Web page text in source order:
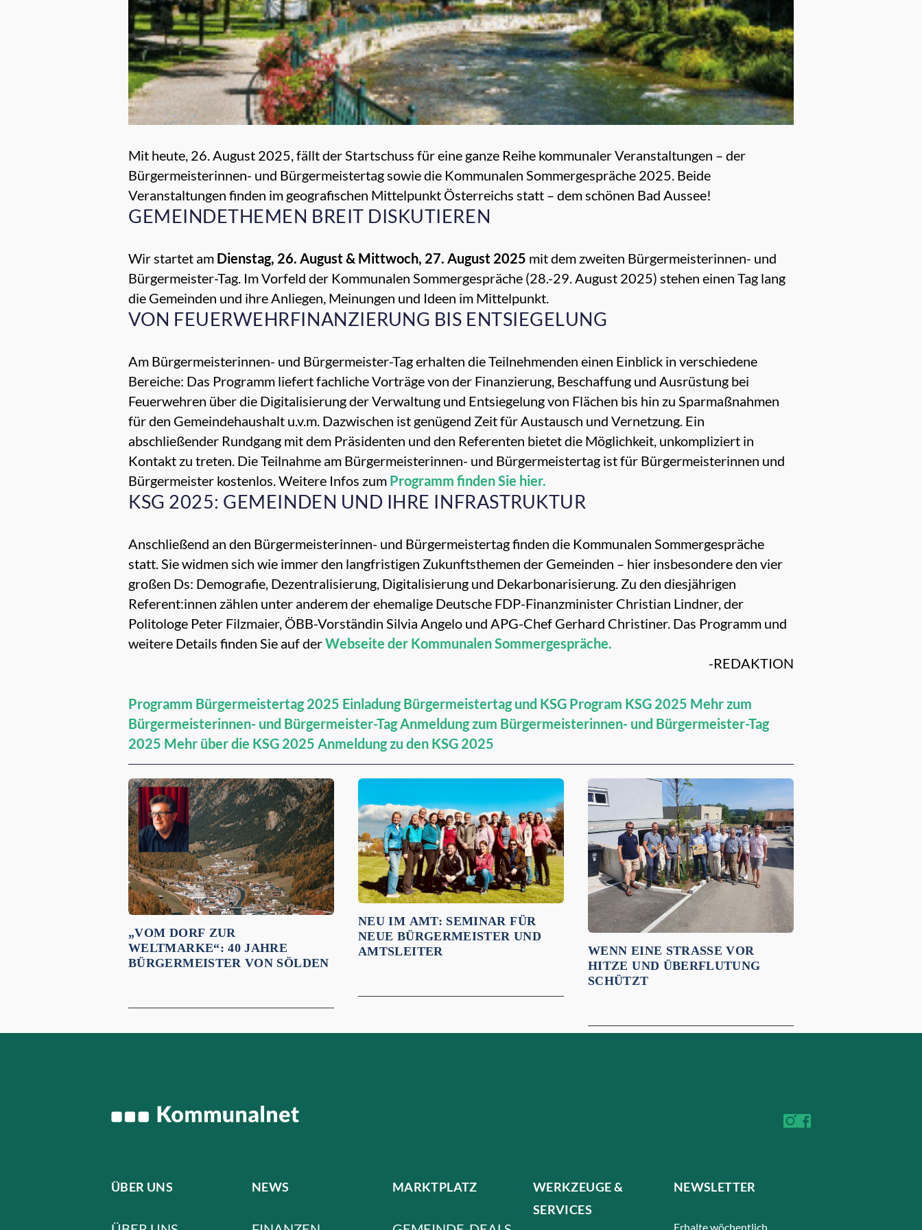
Mit heute, 26. August 2025, fällt der Startschuss für eine ganze Reihe kommunaler Veranstaltungen – der
Bürgermeisterinnen- und Bürgermeistertag sowie die Kommunalen Sommergespräche 2025. Beide
Veranstaltungen finden im geografischen Mittelpunkt Österreichs statt – dem schönen Bad Aussee!
GEMEINDETHEMEN BREIT DISKUTIEREN
Wir startet am Dienstag, 26. August & Mittwoch, 27. August 2025 mit dem zweiten Bürgermeisterinnen- und
Bürgermeister-Tag. Im Vorfeld der Kommunalen Sommergespräche (28.-29. August 2025) stehen einen Tag lang
die Gemeinden und ihre Anliegen, Meinungen und Ideen im Mittelpunkt.
VON FEUERWEHRFINANZIERUNG BIS ENTSIEGELUNG
Am Bürgermeisterinnen- und Bürgermeister-Tag erhalten die Teilnehmenden einen Einblick in verschiedene
Bereiche: Das Programm liefert fachliche Vorträge von der Finanzierung, Beschaffung und Ausrüstung bei
Feuerwehren über die Digitalisierung der Verwaltung und Entsiegelung von Flächen bis hin zu Sparmaßnahmen
für den Gemeindehaushalt u.v.m. Dazwischen ist genügend Zeit für Austausch und Vernetzung. Ein
abschließender Rundgang mit dem Präsidenten und den Referenten bietet die Möglichkeit, unkompliziert in
Kontakt zu treten. Die Teilnahme am Bürgermeisterinnen- und Bürgermeistertag ist für Bürgermeisterinnen und
Bürgermeister kostenlos. Weitere Infos zum Programm finden Sie hier.
KSG 2025: GEMEINDEN UND IHRE INFRASTRUKTUR
Anschließend an den Bürgermeisterinnen- und Bürgermeistertag finden die Kommunalen Sommergespräche
statt. Sie widmen sich wie immer den langfristigen Zukunftsthemen der Gemeinden – hier insbesondere den vier
großen Ds: Demografie, Dezentralisierung, Digitalisierung und Dekarbonarisierung. Zu den diesjährigen
Referent:innen zählen unter anderem der ehemalige Deutsche FDP-Finanzminister Christian Lindner, der
Politologe Peter Filzmaier, ÖBB-Vorständin Silvia Angelo und APG-Chef Gerhard Christiner. Das Programm und
weitere Details finden Sie auf derWebseite der Kommunalen Sommergespräche.
-REDAKTION
Programm Bürgermeistertag 2025 Einladung Bürgermeistertag und KSG Program KSG 2025 Mehr zum
Bürgermeisterinnen- und Bürgermeister-Tag Anmeldung zum Bürgermeisterinnen- und Bürgermeister-Tag
2025 Mehr über die KSG 2025 Anmeldung zu den KSG 2025
Empfehlungen für dich:
„VOM DORF ZUR
WELTMARKE“: 40 JAHRE
BÜRGERMEISTER VON SÖLDEN
NEU IM AMT: SEMINAR FÜR
NEUE BÜRGERMEISTER UND
AMTSLEITER
WENN EINE STRASSE VOR H
ITZE UND ÜBERFLUTUNG S
CHÜTZT
ÜBER UNS NEWS MARKTPLATZ
WERKZEUGE &
SERVICES
NEWSLETTER
Erhalte wöchentlich